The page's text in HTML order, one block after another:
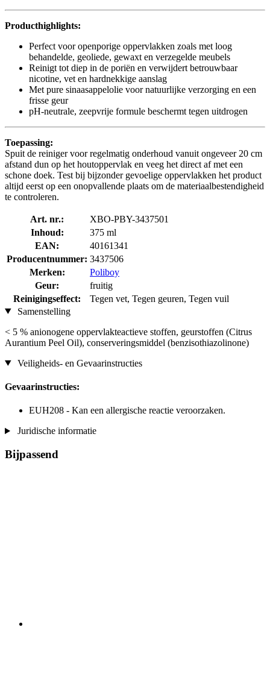
Producthighlights:
Perfect voor openporige oppervlakken zoals met loog
behandelde, geoliede, gewaxt en verzegelde meubels
Reinigt tot diep in de poriën en verwijdert betrouwbaar
nicotine, vet en hardnekkige aanslag
Met pure sinaasappelolie voor natuurlijke verzorging en een
frisse geur
pH-neutrale, zeepvrije formule beschermt tegen uitdrogen
Toepassing:
Spuit de reiniger voor regelmatig onderhoud vanuit ongeveer 20 cm
afstand dun op het houtoppervlak en veeg het direct af met een
schone doek. Test bij bijzonder gevoelige oppervlakken het product
altijd eerst op een onopvallende plaats om de materiaalbestendigheid
te controleren.
Art. nr.:
XBO-PBY-3437501
Inhoud:
375 ml
EAN:
40161341
Producentnummer: 3437506
Merken:
Poliboy
Geur:
fruitig
Reinigingseffect:
Tegen vet, Tegen geuren, Tegen vuil
Samenstelling
< 5 % anionogene oppervlakteactieve stoffen, geurstoffen (Citrus
Aurantium Peel Oil), conserveringsmiddel (benzisothiazolinone)
Veiligheids- en Gevaarinstructies
Gevaarinstructies:
EUH208 - Kan een allergische reactie veroorzaken.
Juridische informatie
Bijpassend